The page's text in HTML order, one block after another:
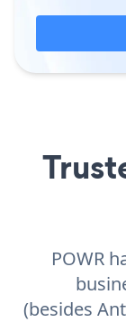
POWR
(besides